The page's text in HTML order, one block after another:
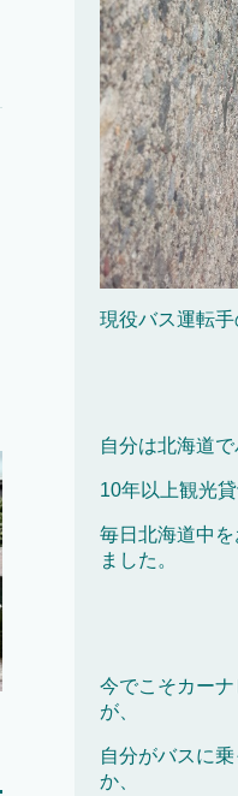
現役バス運転手
自分は北海道で
10年以上観光
毎日北海道中
ました。
今でこそカー
が、
自分がバスに
か、